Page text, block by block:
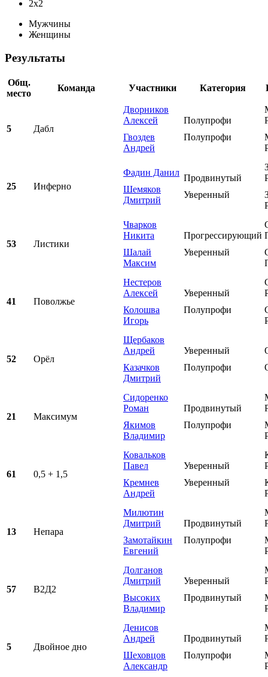
2х2
Мужчины
Женщины
Результаты
Общ.
место
Команда Участники Категория
5 Дабл
Дворников
Алексей
Гвоздев
Андрей
Полупрофи
Полупрофи
25 Инферно
Фадин Данил
Шемяков
Дмитрий
Продвинутый
Уверенный
53 Листики
Чварков
Никита
Шалай
Максим
Прогрессирующий
Уверенный
41 Поволжье
Нестеров
Алексей
Колошва
Игорь
Уверенный
Полупрофи
52 Орёл
Щербаков
Андрей
Казачков
Дмитрий
Уверенный
Полупрофи
21 Максимум
Сидоренко
Роман
Якимов
Владимир
Продвинутый
Полупрофи
61 0,5 + 1,5
Ковальков
Павел
Кремнев
Андрей
Уверенный
Уверенный
13 Непара
Милютин
Дмитрий
Замотайкин
Евгений
Продвинутый
Полупрофи
57 В2Д2
Долганов
Дмитрий
Высоких
Владимир
Уверенный
Продвинутый
5 Двойное дно
Денисов
Андрей
Шеховцов
Александр
Продвинутый
Полупрофи